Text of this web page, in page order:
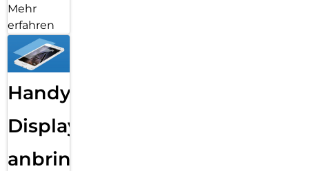
Mehr
erfahren
Handy
Displayfolie
anbringen